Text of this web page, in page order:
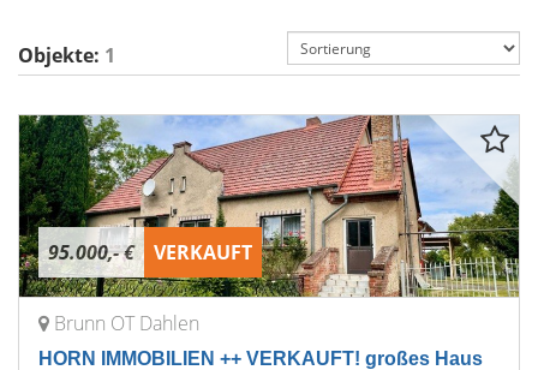
Objekte: 1
95.000,- € VERKAUFT
Brunn OT Dahlen
HORN IMMOBILIEN ++ VERKAUFT! großes Haus